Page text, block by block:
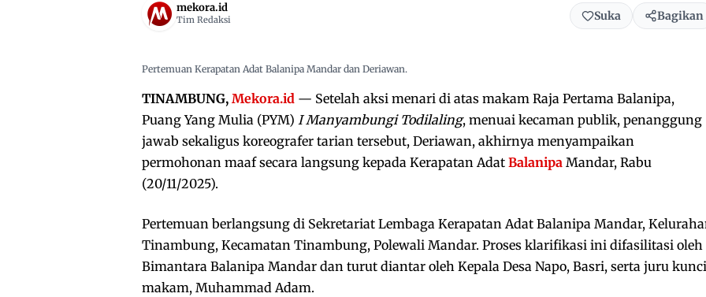
mekora.id
Tim Redaksi Suka Bagikan
Pertemuan Kerapatan Adat Balanipa Mandar dan Deriawan.
TINAMBUNG, Mekora.id — Setelah aksi menari di atas makam Raja Pertama Balanipa,
Puang Yang Mulia (PYM) I Manyambungi Todilaling, menuai kecaman publik, penanggung
jawab sekaligus koreografer tarian tersebut, Deriawan, akhirnya menyampaikan
permohonan maaf secara langsung kepada Kerapatan Adat Balanipa Mandar, Rabu
(20/11/2025).
Pertemuan berlangsung di Sekretariat Lembaga Kerapatan Adat Balanipa Mandar,
Tinambung, Kecamatan Tinambung, Polewali Mandar. Proses klarifikasi ini difasilitasi oleh
Bimantara Balanipa Mandar dan turut diantar oleh Kepala Desa Napo, Basri, serta juru kunci
makam, Muhammad Adam.